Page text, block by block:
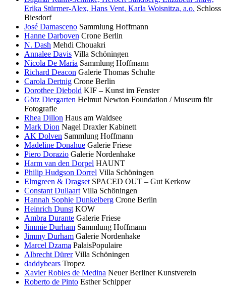
Erika Stürmer-Alex, Hans Vent, Karla Woisnitza, a.o. Schloss
Biesdorf
José Damasceno Sammlung Hoffmann
Hanne Darboven Crone Berlin
N. Dash Mehdi Chouakri
Annalee Davis Villa Schöningen
Nicola De Maria Sammlung Hoffmann
Richard Deacon Galerie Thomas Schulte
Carola Dertnig Crone Berlin
Dorothee Diebold KIF – Kunst im Fenster
Götz Diergarten Helmut Newton Foundation / Museum für
Fotografie
Rhea Dillon Haus am Waldsee
Mark Dion Nagel Draxler Kabinett
AK Dolven Sammlung Hoffmann
Madeline Donahue Galerie Friese
Piero Dorazio Galerie Nordenhake
Harm van den Dorpel HAUNT
Philip Hudgson Dorrel Villa Schöningen
Elmgreen & Dragset SPACED OUT – Gut Kerkow
Constant Dullaart Villa Schöningen
Hannah Sophie Dunkelberg Crone Berlin
Heinrich Dunst KOW
Ambra Durante Galerie Friese
Jimmie Durham Sammlung Hoffmann
Jimmy Durham Galerie Nordenhake
Marcel Dzama PalaisPopulaire
Albrecht Dürer Villa Schöningen
daddybears Tropez
Xavier Robles de Medina Neuer Berliner Kunstverein
Roberto de Pinto Esther Schipper